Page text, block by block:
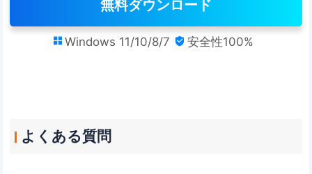
無料ダウンロード
 Windows 11/10/8/7  安全性100%
よくある質問